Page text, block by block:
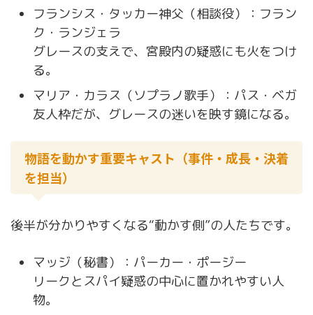
フランシス・タッカー神父（相談役）：フラン
ク・ランジェラ
グレースの支えで、宮殿内の疑惑にも火をつけ
る。
マリア・カラス（ソプラノ歌手）：パス・ベガ
友人枠だが、グレースの迷いを映す鏡になる。
物語を動かす重要キャスト（事件・成長・決着
を担当）
後半が分かりやすくなる“動かす側”の人たちです。
マッジ（秘書）：パーカー・ポージー
リークとスパイ疑惑の中心に置かれやすい人
物。